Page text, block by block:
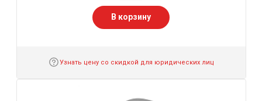
В корзину
Узнать цену со скидкой для юридических лиц